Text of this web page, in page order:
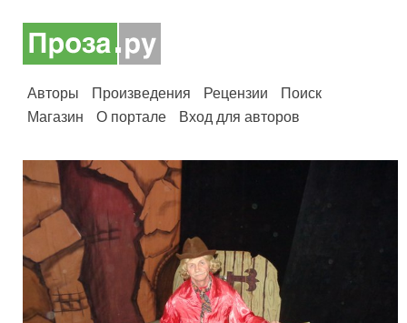
Авторы Произведения Рецензии
Поиск
Магазин
О портале Вход для авторов